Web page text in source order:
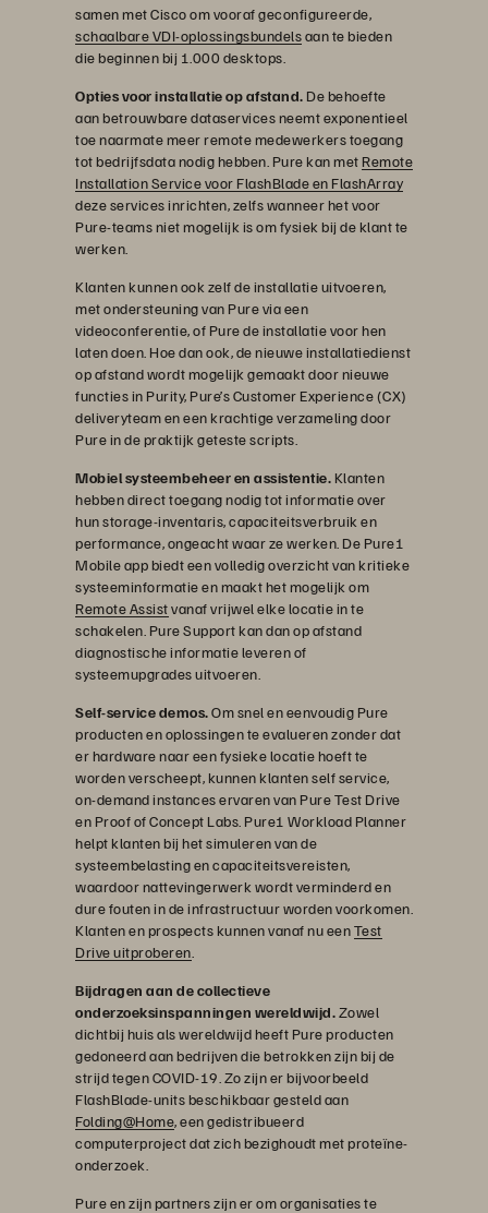
samen met Cisco om vooraf geconfigureerde,
schaalbare VDI-oplossingsbundelsaan te bieden
die beginnen bij 1.000 desktops.
Opties voor installatie op afstand. De behoefte
aan betrouwbare dataservices neemt exponentieel
toe naarmate meer remote medewerkers toegang
tot bedrijfsdata nodig hebben. Pure kan met Remote
Installation Service voor FlashBlade en FlashArray
deze services inrichten, zelfs wanneer het voor
Pure-teams niet mogelijk is om fysiek bij de klant te
werken.
Klanten kunnen ook zelf de installatie uitvoeren,
met ondersteuning van Pure via een
videoconferentie, of Pure de installatie voor hen
laten doen. Hoe dan ook, de nieuwe installatiedienst
op afstand wordt mogelijk gemaakt door nieuwe
functies in Purity, Pure’s Customer Experience (CX)
deliveryteam en een krachtige verzameling door
Pure in de praktijk geteste scripts.
Mobiel systeembeheer en assistentie. Klanten
hebben direct toegang nodig tot informatie over
hun storage-inventaris, capaciteitsverbruik en
performance, ongeacht waar ze werken. De Pure1
Mobile app biedt een volledig overzicht van kritieke
systeeminformatie en maakt het mogelijk om
Remote Assistvanaf vrijwel elke locatie in te
schakelen. Pure Support kan dan op afstand
diagnostische informatie leveren of
systeemupgrades uitvoeren.
Self-service demos.Om snel en eenvoudig Pure
producten en oplossingen te evalueren zonder dat
er hardware naar een fysieke locatie hoeft te
worden verscheept, kunnen klanten self service,
on-demand instances ervaren van Pure Test Drive
en Proof of Concept Labs. Pure1 Workload Planner
helpt klanten bij het simuleren van de
systeembelasting en capaciteitsvereisten,
waardoor nattevingerwerk wordt verminderd en
dure fouten in de infrastructuur worden voorkomen.
Klanten en prospects kunnen vanaf nu eenTest
Drive uitproberen
Bijdragen aan de collectieve
onderzoeksinspanningen wereldwijd.Zowel
dichtbij huis als wereldwijd heeft Pure producten
gedoneerd aan bedrijven die betrokken zijn bij de
strijd tegen COVID-19. Zo zijn er bijvoorbeeld
FlashBlade-units beschikbaar gesteld aan
Folding@Home, een gedistribueerd
computerproject dat zich bezighoudt met proteïne-
onderzoek.
Pure en zijn partners zijn er om organisaties te